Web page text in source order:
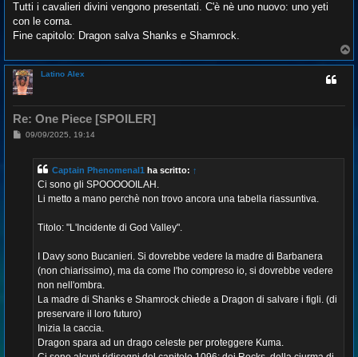
Tutti i cavalieri divini vengono presentati. C'è nè uno nuovo: uno yeti
con le corna.
Fine capitolo: Dragon salva Shanks e Shamrock.
o
Latino Alex
Re: One Piece [SPOILER]
M09/09/2025, 19:14
Captain Phenomenal1 ha scritto: ↑
Ci sono gli SPOOOOOILAH.
Li metto a mano perchè non trovo ancora una tabella riassuntiva.
Titolo: "L'Incidente di God Valley".
I Davy sono Bucanieri. Si dovrebbe vedere la madre di Barbanera
(non chiarissimo), ma da come l'ho compreso io, si dovrebbe vedere
non nell'ombra.
La madre di Shanks e Shamrock chiede a Dragon di salvare i figli. (di
preservare il loro futuro)
Inizia la caccia.
Dragon spara ad un drago celeste per proteggere Kuma.